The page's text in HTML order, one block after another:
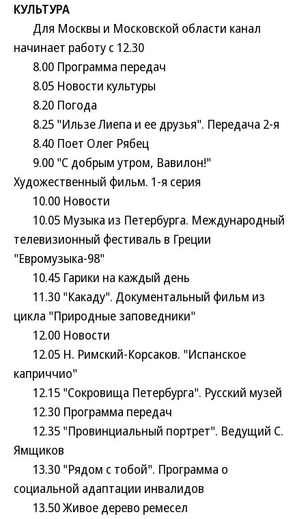
КУЛЬТУРА
Для Москвы и Московской области канал
начинает работу с 12.30
8.00 Программа передач
8.05 Новости культуры
8.20 Погода
8.25 "Ильзе Лиепа и ее друзья". Передача 2-я
8.40 Поет Олег Рябец
9.00 "С добрым утром, Вавилон!"
Художественный фильм. 1-я серия
10.00 Новости
10.05 Музыка из Петербурга. Международный
телевизионный фестиваль в Греции
"Евромузыка-98"
10.45 Гарики на каждый день
11.30 "Какаду". Документальный фильм из
цикла "Природные заповедники"
12.00 Новости
12.05 Н. Римский-Корсаков. "Испанское
каприччио"
12.15 "Сокровища Петербурга". Русский музей
12.30 Программа передач
12.35 "Провинциальный портрет". Ведущий С.
Ямщиков
13.30 "Рядом с тобой". Программа о
социальной адаптации инвалидов
13.50 Живое дерево ремесел